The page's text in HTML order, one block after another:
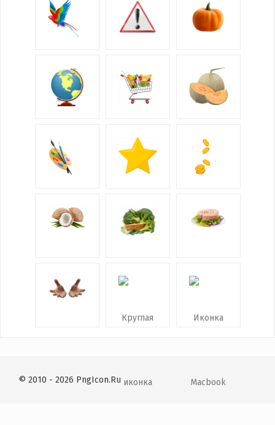
© 2010 - 2026 PngIcon.Ru